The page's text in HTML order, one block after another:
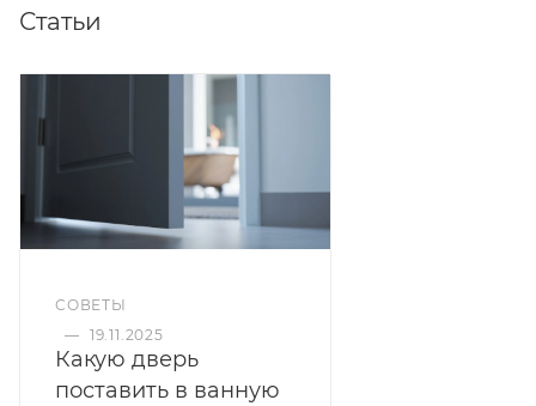
Статьи
СОВЕТЫ
— 19.11.2025
Какую дверь
поставить в ванную